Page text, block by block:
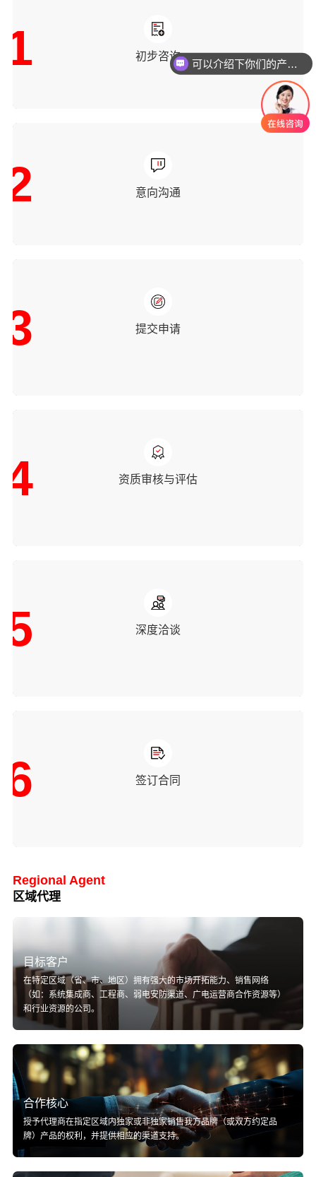
1 初步咨询
2 意向沟通
3 提交申请
4 资质审核与评估
5 深度洽谈
6 签订合同
Regional Agent
区域代理
目标客户
在特定区域（省、市、地区）拥有强大的市场开拓能力、销售网络
（如：系统集成商、工程商、弱电安防渠道、广电运营商合作资源等）
和行业资源的公司。
合作核心
授予代理商在指定区域内独家或非独家销售我方品牌（或双方约定品
牌）产品的权利，并提供相应的渠道支持。
可以介绍下你们的产品么
你们是怎么收费的呢